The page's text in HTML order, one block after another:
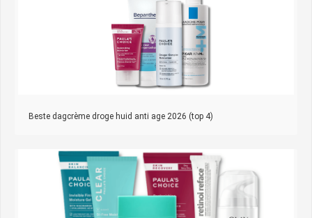
Beste dagcrème droge huid anti age 2026 (top 4)